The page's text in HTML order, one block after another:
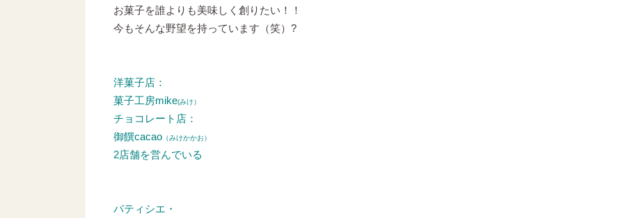
お菓子を誰よりも美味しく創りたい！！
今もそんな野望を持っています（笑）?
洋菓子店：
菓子工房mike(みけ）
チョコレート店：
御饌cacao （みけかかお）
2店舗を営んでいる
パティシエ・